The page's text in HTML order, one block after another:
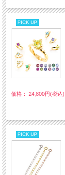
PICK UP
価格： 24,800円(税込)
PICK UP